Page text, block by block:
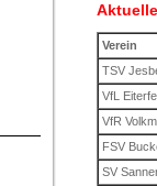
Verein
TSV
VfL
VfR
FSV
SV